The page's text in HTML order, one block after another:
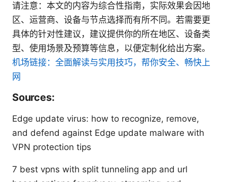
请注意：本文的内容为综合性指南，实际效果会因地
区、运营商、设备与节点选择而有所不同。若需要更
具体的针对性建议，建议提供你的所在地区、设备类
型、使用场景及预算等信息，以便定制化给出方案。
机场链接：全面解读与实用技巧，帮你安全、畅快上
网
Sources:
Edge update virus: how to recognize, remove,
and defend against Edge update malware with
VPN protection tips
7 best vpns with split tunneling app and url